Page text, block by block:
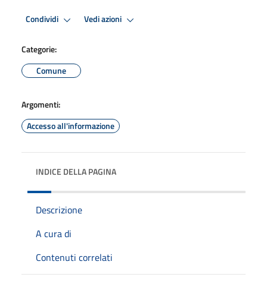
Condividi Vedi azioni
Categorie:
Comune
Argomenti:
Accesso all'informazione
INDICE DELLA PAGINA
Descrizione
A cura di
Contenuti correlati